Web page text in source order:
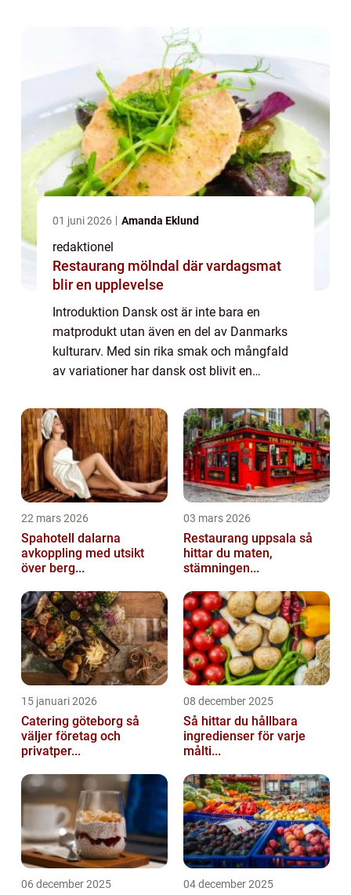
01 juni 2026 Amanda Eklund
redaktionel
Restaurang mölndal där vardagsmat
blir en upplevelse
Introduktion Dansk ost är inte bara en
matprodukt utan även en del av Danmarks
kulturarv. Med sin rika smak och mångfald
av variationer har dansk ost blivit en
och internationellt. I denna artikel kommer vi
att...
22 mars 2026
Spahotell dalarna
avkoppling med utsikt
över berg...
03 mars 2026
Restaurang uppsala så
hittar du maten,
stämningen...
15 januari 2026
Catering göteborg så
väljer företag och
privatper...
08 december 2025
Så hittar du hållbara
ingredienser för varje
målti...
06 december 2025 04 december 2025